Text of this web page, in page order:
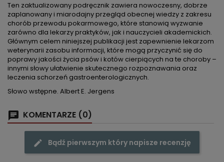
Ten zaktualizowany podręcznik zawiera nowoczesny, dobrze
zaplanowany i miarodajny przegląd obecnej wiedzy z zakresu
chorób przewodu pokarmowego, które stanowią wyzwanie
zarówno dla lekarzy praktyków, jak i nauczycieli akademickich.
Głównym celem niniejszej publikacji jest zapewnienie lekarzom
weterynarii zasobu informacji, które mogą przyczynić się do
poprawy jakości życia psów i kotów cierpiących na te choroby –
innymi słowy ułatwienie skutecznego rozpoznawania oraz
leczenia schorzeń gastroenterologicznych.
Słowo wstępne. Albert E. Jergens
KOMENTARZE (0)
Bądź pierwszym który napisze recenzję